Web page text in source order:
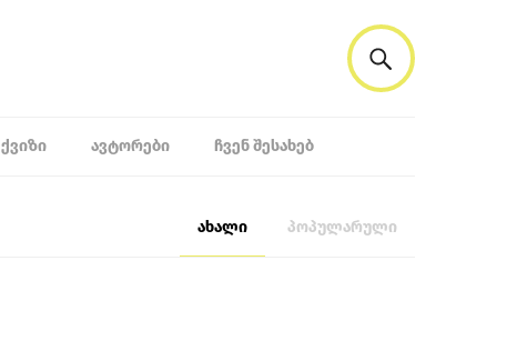
ᲥᲕᲘᲖᲘ ᲐᲕᲢᲝᲠᲔᲑᲘ ᲩᲕᲔᲜ ᲨᲔᲡᲐᲮᲔᲑ
ახალი პოპულარული